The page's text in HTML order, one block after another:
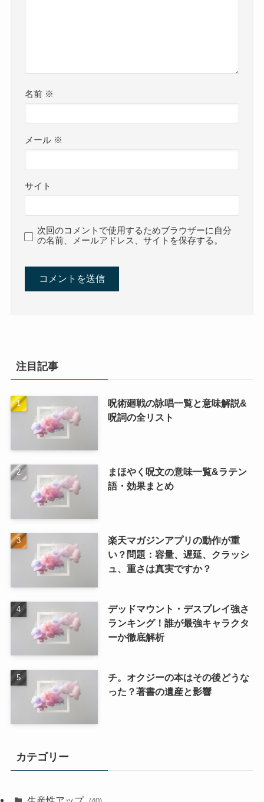
名前 ※
メール ※
サイト
次回のコメントで使用するためブラウザーに自分
の名前、メールアドレス、サイトを保存する。
注目記事
呪術廻戦の詠唱一覧と意味解説&
呪詞の全リスト
まほやく呪文の意味一覧&ラテン
語・効果まとめ
楽天マガジンアプリの動作が重
い？問題：容量、遅延、クラッシ
ュ、重さは真実ですか？
デッドマウント・デスプレイ強さ
ランキング！誰が最強キャラクタ
ーか徹底解析
チ。オクジーの本はその後どうな
った？著書の遺産と影響
カテゴリー